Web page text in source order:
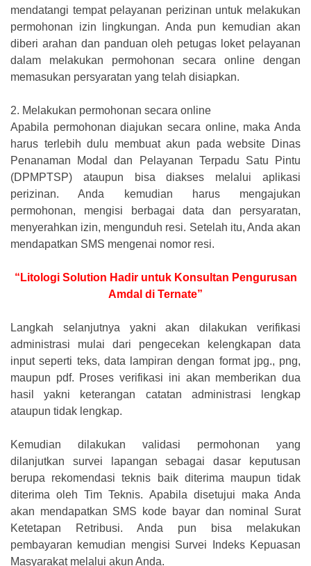
mendatangi tempat pelayanan perizinan untuk melakukan
permohonan izin lingkungan. Anda pun kemudian akan
diberi arahan dan panduan oleh petugas loket pelayanan
dalam melakukan permohonan secara online dengan
memasukan persyaratan yang telah disiapkan.
2. Melakukan permohonan secara online
Apabila permohonan diajukan secara online, maka Anda
harus terlebih dulu membuat akun pada website Dinas
Penanaman Modal dan Pelayanan Terpadu Satu Pintu
(DPMPTSP) ataupun bisa diakses melalui aplikasi
perizinan. Anda kemudian harus mengajukan
permohonan, mengisi berbagai data dan persyaratan,
menyerahkan izin, mengunduh resi. Setelah itu, Anda akan
mendapatkan SMS mengenai nomor resi.
“Litologi Solution Hadir untuk Konsultan Pengurusan
Amdal di Ternate”
Langkah selanjutnya yakni akan dilakukan verifikasi
administrasi mulai dari pengecekan kelengkapan data
input seperti teks, data lampiran dengan format jpg., png,
maupun pdf. Proses verifikasi ini akan memberikan dua
hasil yakni keterangan catatan administrasi lengkap
ataupun tidak lengkap.
Kemudian dilakukan validasi permohonan yang
dilanjutkan survei lapangan sebagai dasar keputusan
berupa rekomendasi teknis baik diterima maupun tidak
diterima oleh Tim Teknis. Apabila disetujui maka Anda
akan mendapatkan SMS kode bayar dan nominal Surat
Ketetapan Retribusi. Anda pun bisa melakukan
pembayaran kemudian mengisi Survei Indeks Kepuasan
Masyarakat melalui akun Anda.